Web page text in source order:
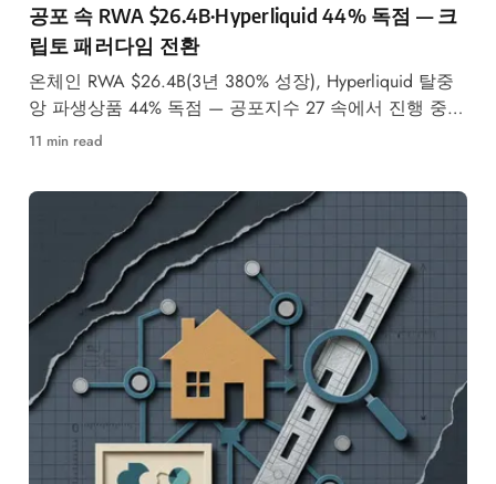
공포 속 RWA $26.4B·Hyperliquid 44% 독점 — 크
립토 패러다임 전환
온체인 RWA $26.4B(3년 380% 성장), Hyperliquid 탈중
앙 파생상품 44% 독점 — 공포지수 27 속에서 진행 중인
2026 토큰화 슈퍼사이클을 데이터로 분석합니다.
11 min read